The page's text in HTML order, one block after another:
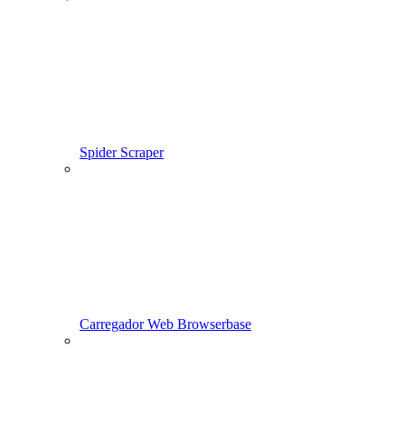
Spider Scraper
Carregador Web Browserbase